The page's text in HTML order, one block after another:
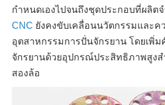
กำหนดเองไปจนถึงชุดประกอบที่ผลิต
CNC ยังคงขับเคลื่อนนวัตกรรมและค
อุตสาหกรรมการปั่นจักรยาน โดยเพิ่
จักรยานด้วยอุปกรณ์ประสิทธิภาพสูง
สองล้อ